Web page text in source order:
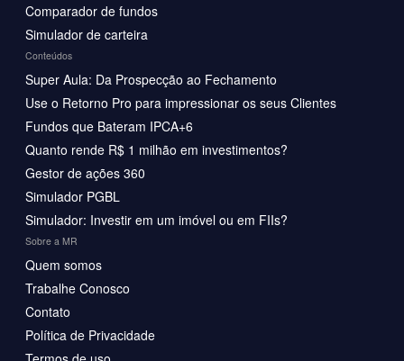
Comparador de fundos
Simulador de carteira
Conteúdos
Super Aula: Da Prospecção ao Fechamento
Use o Retorno Pro para impressionar os seus Clientes
Fundos que Bateram IPCA+6
Quanto rende R$ 1 milhão em investimentos?
Gestor de ações 360
Simulador PGBL
Simulador: Investir em um imóvel ou em FIIs?
Sobre a MR
Quem somos
Trabalhe Conosco
Contato
Política de Privacidade